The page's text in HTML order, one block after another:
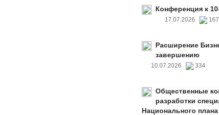
Конференция к
17.07.2026
Расширение
завершению
10.07.2026 334
Общественные
разработки
Национального